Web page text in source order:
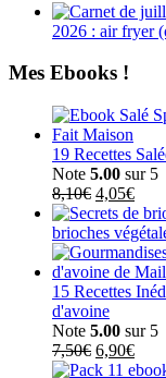
2026 : air fryer
Mes Ebooks !
19 Recettes
Note 5.00 sur 5
8,10€ Le
prix
initial
était :
8,10€.
4,05€Le
prix
est :
brioches
15 Recettes
d'avoine
Note 5.00 sur 5
7,50€ Le
prix
6,90€Le
prix